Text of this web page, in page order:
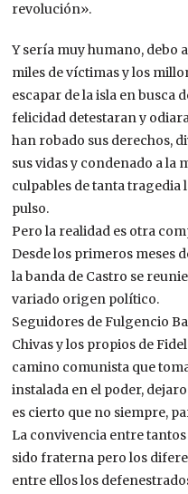
revolución».
Y sería muy humano, debo
miles de víctimas y los
escapar de la isla en busca
felicidad detestaran y
han robado sus derechos,
sus vidas y condenado a la
culpables de tanta tragedia
pulso.
Pero la realidad es otra
Desde los primeros meses
la banda de Castro se
variado origen político.
Seguidores de Fulgencio
Chivas y los propios de
camino comunista que
instalada en el poder,
es cierto que no siempre,
La convivencia entre
sido fraterna pero los
entre ellos los